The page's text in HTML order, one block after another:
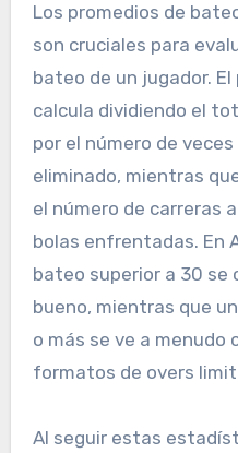
Los promedios de
son cruciales para
bateo de un jugador.
calcula dividiendo el
por el número de
eliminado, mientras
el número de carreras
bolas enfrentadas. En
bateo superior a 30 se
bueno, mientras que
o más se ve a menudo
formatos de overs
Al seguir estas